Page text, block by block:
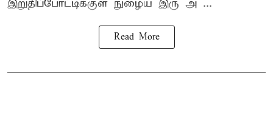
இறுதிப்போட்டிக்குள் நுழைய இரு அ ...
Read More